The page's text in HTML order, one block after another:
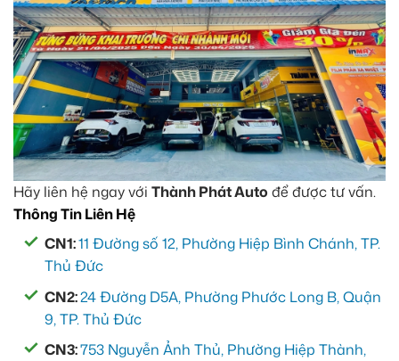
Hãy liên hệ ngay với Thành Phát Auto để được tư vấn.
Thông Tin Liên Hệ
CN1:11 Đường số 12, Phường Hiệp Bình Chánh, TP.
Thủ Đức
CN2:24 Đường D5A, Phường Phước Long B, Quận
9, TP. Thủ Đức
CN3:753 Nguyễn Ảnh Thủ, Phường Hiệp Thành,